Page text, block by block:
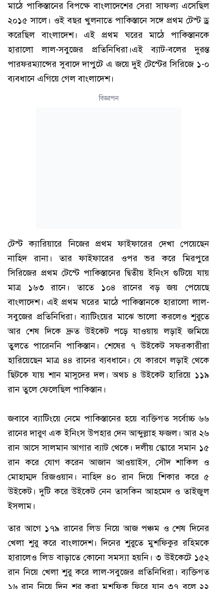
মাঠে পাকিস্তানের বিপক্ষে বাংলাদেশের সেরা সাফল্য এসেছিল
২০১৫ সালে। ওই বছর খুলনাতে পাকিস্তানে সঙ্গে প্রথম টেস্ট ড্র
করেছিল বাংলাদেশ। এই প্রথম ঘরের মাঠে পাকিস্তানকে
হারালো লাল-সবুজের প্রতিনিধিরা।এই ব্যাট-বলের দুরন্ত
পারফরম্যান্সের সুবাদে দাপুটে এ জয়ে দুই টেস্টের সিরিজে ১-০
ব্যবধানে এগিয়ে গেল বাংলাদেশ।
বিজ্ঞাপন
টেস্ট ক্যারিয়ারে নিজের প্রথম ফাইফারের দেখা পেয়েছেন
নাহিদ রানা। তার ফাইফারের ওপর ভর করে মিরপুরে
সিরিজের প্রথম টেস্টে পাকিস্তানের দ্বিতীয় ইনিংস গুটিয়ে যায়
মাত্র ১৬৩ রানে। তাতে ১০৪ রানের বড় জয় পেয়েছে
বাংলাদেশ। এই প্রথম ঘরের মাঠে পাকিস্তানকে হারালো লাল-
সবুজের প্রতিনিধিরা। ব্যাটিংয়ের মাঝে ভালো করলেও শুরুতে
আর শেষ দিকে দ্রুত উইকেট পড়ে যাওয়ায় লড়াই জমিয়ে
তুলতে পারেননি পাকিস্তান। শেষের ৭ উইকেট সফরকারীরা
হারিয়েছেন মাত্র ৪৪ রানের ব্যবধানে। যে কারণে লড়াই থেকে
ছিটকে যায় শান মাসুদের দল। অথচ ৪ উইকেট হারিয়ে ১১৯
রান তুলে ফেলেছিল পাকিস্তান।
জবাবে ব্যাটিংয়ে নেমে পাকিস্তানের হয়ে ব্যক্তিগত সর্বোচ্চ ৬৬
রানের দারুণ এক ইনিংস উপহার দেন আব্দুল্লাহ ফজল। আর ২৬
রান আসে সালমান আগার ব্যাট থেকে। দলীয় স্কোরে সমান ১৫
রান করে যোগ করেন আজান আওয়াইস, সৌদ শাকিল ও
মোহাম্মদ রিজওয়ান। নাহিদ ৪০ রান দিয়ে শিকার করে ৫
উইকেট। দুটি করে উইকেট নেন তাসকিন আহমেদ ও তাইজুল
ইসলাম।
তার আগে ১৭৯ রানের লিড নিয়ে আজ পঞ্চম ও শেষ দিনের
খেলা শুরু করে বাংলাদেশ। দিনের শুরুতে মুশফিকুর রহিমকে
হারালেও লিড বাড়াতে কোনো সমস্যা হয়নি। ৩ উইকেটে ১৫২
রান নিয়ে খেলা শুরু করে লাল-সবুজের প্রতিনিধিরা। ব্যক্তিগত
১৬ রান নিয়ে দিন শুরু করা মুশফিক ফিরে যান ৩৭ বলে ২২